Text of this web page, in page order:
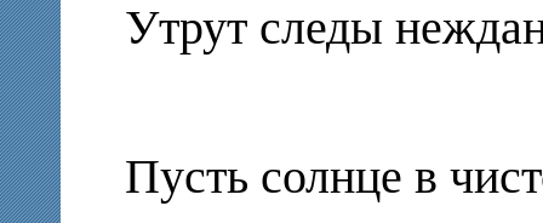
Утрут следы
Пусть солнце в